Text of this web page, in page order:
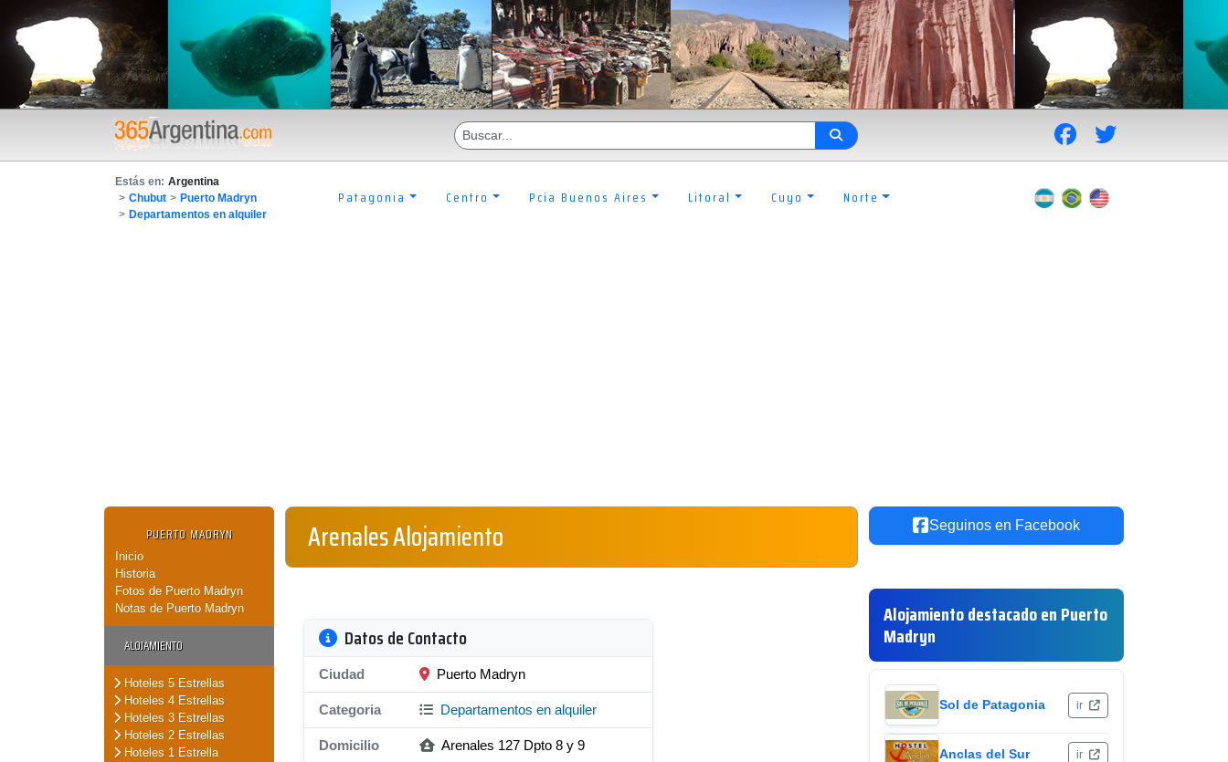
Estás en: Argentina
> Chubut > Puerto Madryn
> Departamentos en alquiler
Patagonia Centro Pcia Buenos Aires Litoral Cuyo Norte
PUERTO MADRYN
Inicio
Historia
Fotos de Puerto Madryn
Notas de Puerto Madryn
ALOJAMIENTO
Hoteles 5 Estrellas
Hoteles 4 Estrellas
Hoteles 3 Estrellas
Hoteles 2 Estrellas
Hoteles 1 Estrella
Arenales Alojamiento
Datos de Contacto
Ciudad Puerto Madryn
Categoria Departamentos en alquiler
Domicilio Arenales 127 Dpto 8 y 9
Seguinos en Facebook
Alojamiento destacado en Puerto
Madryn
Sol de Patagonia ir
Anclas del Sur ir